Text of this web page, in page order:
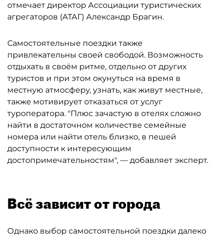
отмечает директор Ассоциации туристических
агрегаторов (АТАГ) Александр Брагин.
Самостоятельные поездки также
привлекательны своей свободой. Возможность
отдыхать в своём ритме, отдельно от других
туристов и при этом окунуться на время в
местную атмосферу, узнать, как живут местные,
также мотивирует отказаться от услуг
туроператора. "Плюс зачастую в отелях сложно
найти в достаточном количестве семейные
номера или найти отель близко, в пешей
доступности к интересующим
достопримечательностям", — добавляет эксперт.
Всё зависит от города
Однако выбор самостоятельной поездки далеко